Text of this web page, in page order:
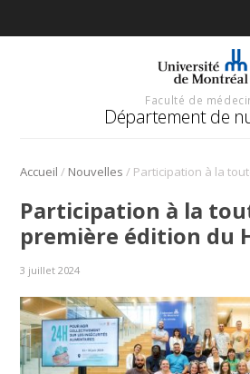
Faculté de
Département de
Accueil / Nouvelles /
Participation à la
première édition du
3 juillet 2024